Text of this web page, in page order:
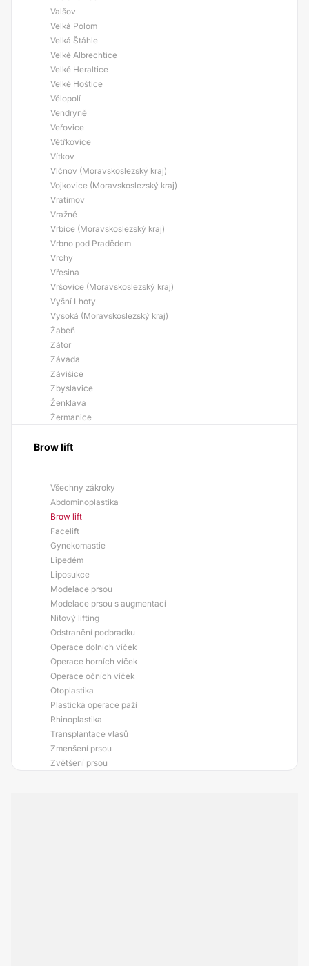
Valšov
Velká Polom
Velká Štáhle
Velké Albrechtice
Velké Heraltice
Velké Hoštice
Vělopolí
Vendryně
Veřovice
Větřkovice
Vítkov
Vlčnov (Moravskoslezský kraj)
Vojkovice (Moravskoslezský kraj)
Vratimov
Vražné
Vrbice (Moravskoslezský kraj)
Vrbno pod Pradědem
Vrchy
Vřesina
Vršovice (Moravskoslezský kraj)
Vyšní Lhoty
Vysoká (Moravskoslezský kraj)
Žabeň
Zátor
Závada
Závišice
Zbyslavice
Ženklava
Žermanice
Brow lift
Všechny zákroky
Abdominoplastika
Brow lift
Facelift
Gynekomastie
Lipedém
Liposukce
Modelace prsou
Modelace prsou s augmentací
Niťový lifting
Odstranění podbradku
Operace dolních víček
Operace horních víček
Operace očních víček
Otoplastika
Plastická operace paží
Rhinoplastika
Transplantace vlasů
Zmenšení prsou
Zvětšení prsou